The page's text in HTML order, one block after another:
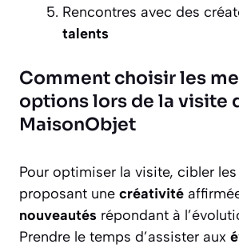
Rencontres avec des
talents
Comment choisir les
options lors de la visite
MaisonObjet
Pour optimiser la visite, cibler les
proposant une créativité
nouveautés répondant à
Prendre le temps d’assister aux